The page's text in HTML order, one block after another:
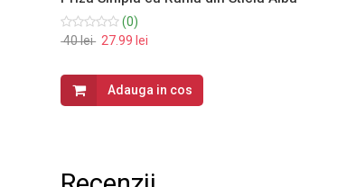
(0)
40 lei 27.99 lei
Adauga in cos